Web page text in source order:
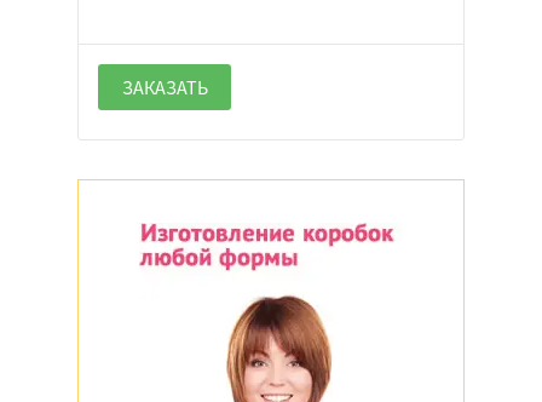
НеважноЗАКАЗАТЬ